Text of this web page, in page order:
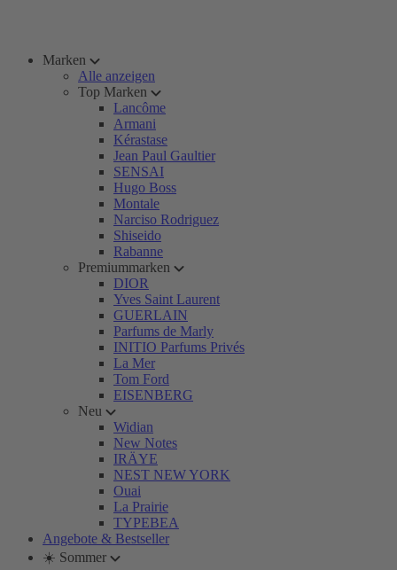
Marken
Alle anzeigen
Top Marken
Lancôme
Armani
Kérastase
Jean Paul Gaultier
SENSAI
Hugo Boss
Montale
Narciso Rodriguez
Shiseido
Rabanne
Premiummarken
DIOR
Yves Saint Laurent
GUERLAIN
Parfums de Marly
INITIO Parfums Privés
La Mer
Tom Ford
EISENBERG
Neu
Widian
New Notes
IRÄYE
NEST NEW YORK
Ouai
La Prairie
TYPEBEA
Angebote & Bestseller
☀️ Sommer